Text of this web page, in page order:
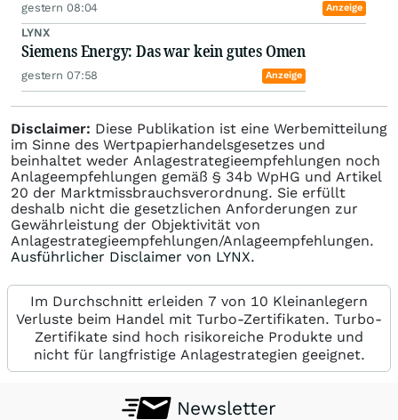
gestern 08:04 Anzeige
LYNX
Siemens Energy: Das war kein gutes Omen
gestern 07:58 Anzeige
Disclaimer: Diese Publikation ist eine Werbemitteilung
im Sinne des Wertpapierhandelsgesetzes und
beinhaltet weder Anlagestrategieempfehlungen noch
Anlageempfehlungen gemäß § 34b WpHG und Artikel
20 der Marktmissbrauchsverordnung. Sie erfüllt
deshalb nicht die gesetzlichen Anforderungen zur
Gewährleistung der Objektivität von
Anlagestrategieempfehlungen/Anlageempfehlungen.
Ausführlicher Disclaimer von LYNX.
Im Durchschnitt erleiden 7 von 10 Kleinanlegern
Verluste beim Handel mit Turbo-Zertifikaten. Turbo-
Zertifikate sind hoch risikoreiche Produkte und
nicht für langfristige Anlagestrategien geeignet.
Newsletter